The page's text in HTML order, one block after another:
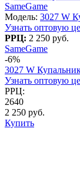
SameGame
Модель: 3027 W
Узнать оптовую
РРЦ: 2 250 руб.
SameGame
-6%
3027 W
Узнать оптовую
РРЦ:
2640
2 250 руб.
Купить